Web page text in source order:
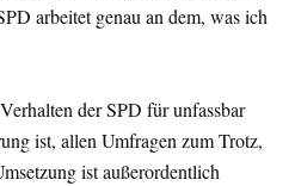
arbeitet genau an dem, was ich
der SPD für unfassbar
ist, allen Umfragen zum Trotz,
ist außerordentlich